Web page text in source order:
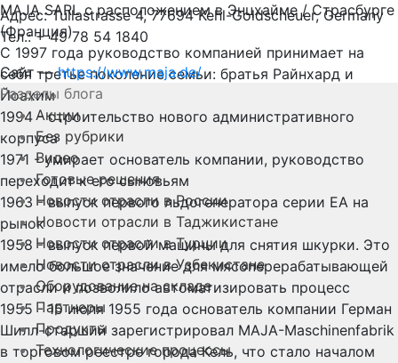
MAJA SARL с расположением в Энцхайме / Страсбурге
(Франция)
С 1997 года руководство компанией принимает на
себя третье поколение семьи: братья Райнхард и
Йоахим
1994 - строительство нового административного
корпуса
1971 - умирает основатель компании, руководство
переходит к его сыновьям
1963 - выпуск первого льдогенератора серии EA на
рынок
1958 - выпуск первой машины для снятия шкурки. Это
имело большое значение для мясоперерабатывающей
отрасли и позволило автоматизировать процесс
1955 - 15 июля 1955 года основатель компании Герман
Шилл-старший зарегистрировал MAJA-Maschinenfabrik
в торговом реестре города Кель, что стало началом
Адрес: Tullastrasse 4, 77694 Kehl-Goldscheuer, Germany
Тел.: + 49 78 54 1840
Сайт —https://www.maja.de/
Разделы блога
Акции
Без рубрики
Видео
Готовые решения
Новости отрасли в России
Новости отрасли в Таджикистане
Новости отрасли в Турции
Новости отрасли в Узбекистане
Оборудование на складе
Партнеры
Продукты
Технологические процессы